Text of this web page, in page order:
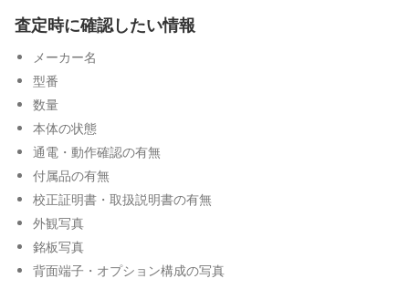
査定時に確認したい情報
メーカー名
型番
数量
本体の状態
通電・動作確認の有無
付属品の有無
校正証明書・取扱説明書の有無
外観写真
銘板写真
背面端子・オプション構成の写真